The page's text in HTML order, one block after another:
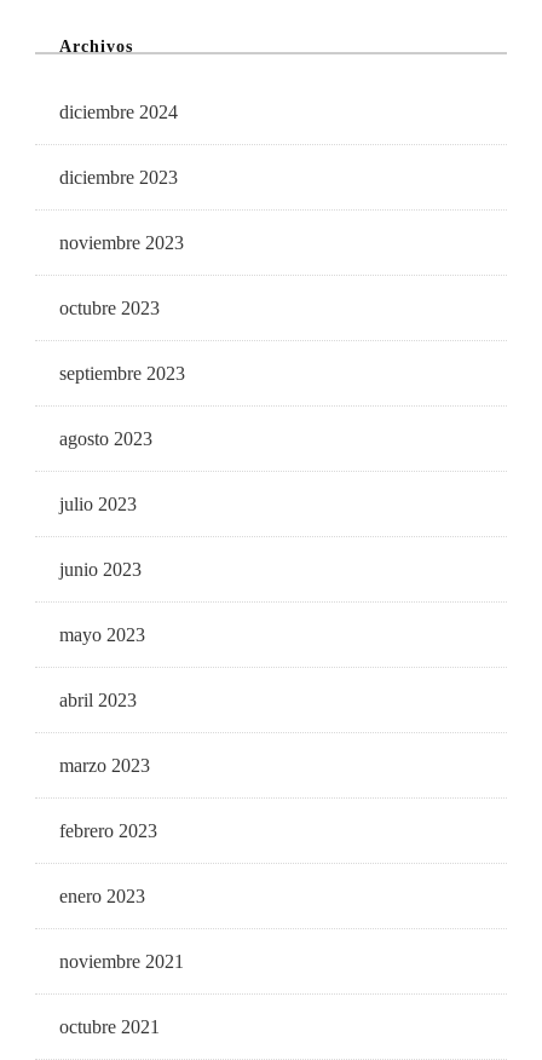
Archivos
diciembre 2024
diciembre 2023
noviembre 2023
octubre 2023
septiembre 2023
agosto 2023
julio 2023
junio 2023
mayo 2023
abril 2023
marzo 2023
febrero 2023
enero 2023
noviembre 2021
octubre 2021